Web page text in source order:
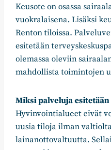
Keusote on osassa
vuokralaisena. Lisäksi
Renton tiloissa.
esitetään
olemassa oleviin
mahdollista toimintojen
Miksi palveluja esitetään
Hyvinvointialueet eivät
uusia tiloja ilman
lainanottovaltuutta.